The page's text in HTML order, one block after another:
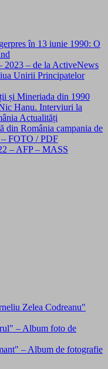
în 13 iunie 1990: O
2023 – de la ActiveNews
Unirii Principatelor
și Mineriada din 1990
Hanu. Interviuri la
Actualități
din România campania de
FOTO / PDF
– AFP – MASS
Zelea Codreanu"
– Album foto de
– Album de fotografie